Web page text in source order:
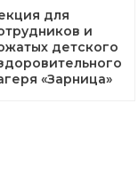
для
и
детского
«Зарница»